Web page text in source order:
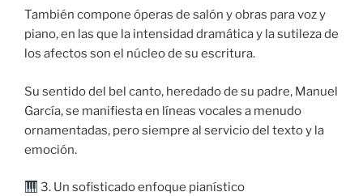
También compone óperas de salón y obras para voz y
piano, en las que la intensidad dramática y la sutileza de
los afectos son el núcleo de su escritura.
Su sentido del bel canto, heredado de su padre, Manuel
García, se manifiesta en líneas vocales a menudo
ornamentadas, pero siempre al servicio del texto y la
emoción.
3. Un sofisticado enfoque pianístico